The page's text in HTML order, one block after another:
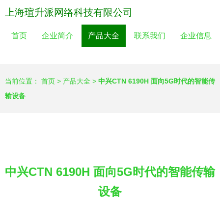
上海瑄升派网络科技有限公司
首页 企业简介 产品大全 联系我们 企业信息
当前位置： 首页 > 产品大全 > 中兴CTN 6190H 面向5G时代的智能传
输设备
中兴CTN 6190H 面向5G时代的智能传输
设备